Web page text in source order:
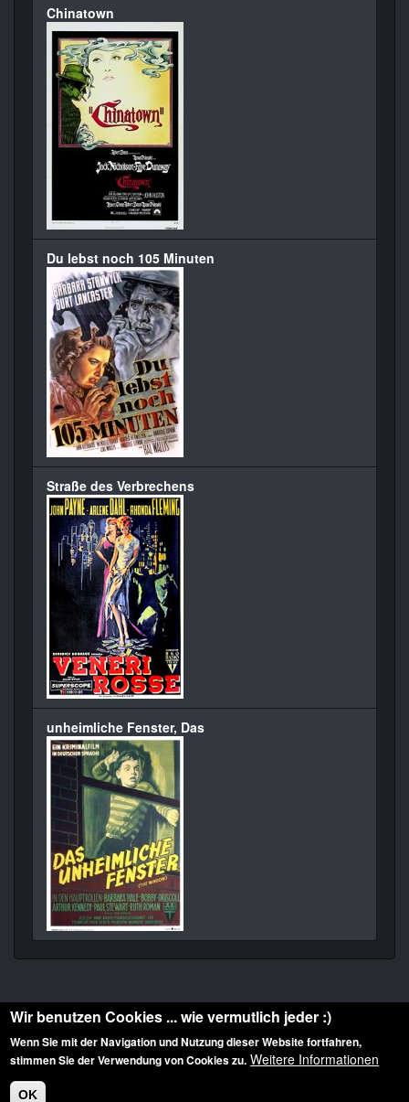
Chinatown
Du lebst noch 105 Minuten
Straße des Verbrechens
unheimliche Fenster, Das
Diese Website ist urheberrechtlich geschützt: © 2010-2026 der Film Noir de. Alle
Rechte vorbehalten.
Wir benutzen Cookies ... wie vermutlich jeder :)
Wenn Sie mit der Navigation und Nutzung dieser Website fortfahren,
stimmen Sie der Verwendung von Cookies zu. Weitere Informationen
OK